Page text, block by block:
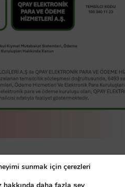
sunmak için çerezleri